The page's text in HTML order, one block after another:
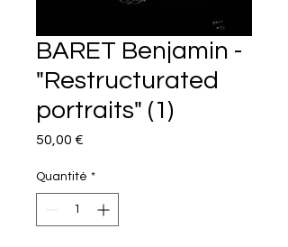
BARET Benjamin -
"Restructurated
portraits" (1)
50,00 €
Quantité *